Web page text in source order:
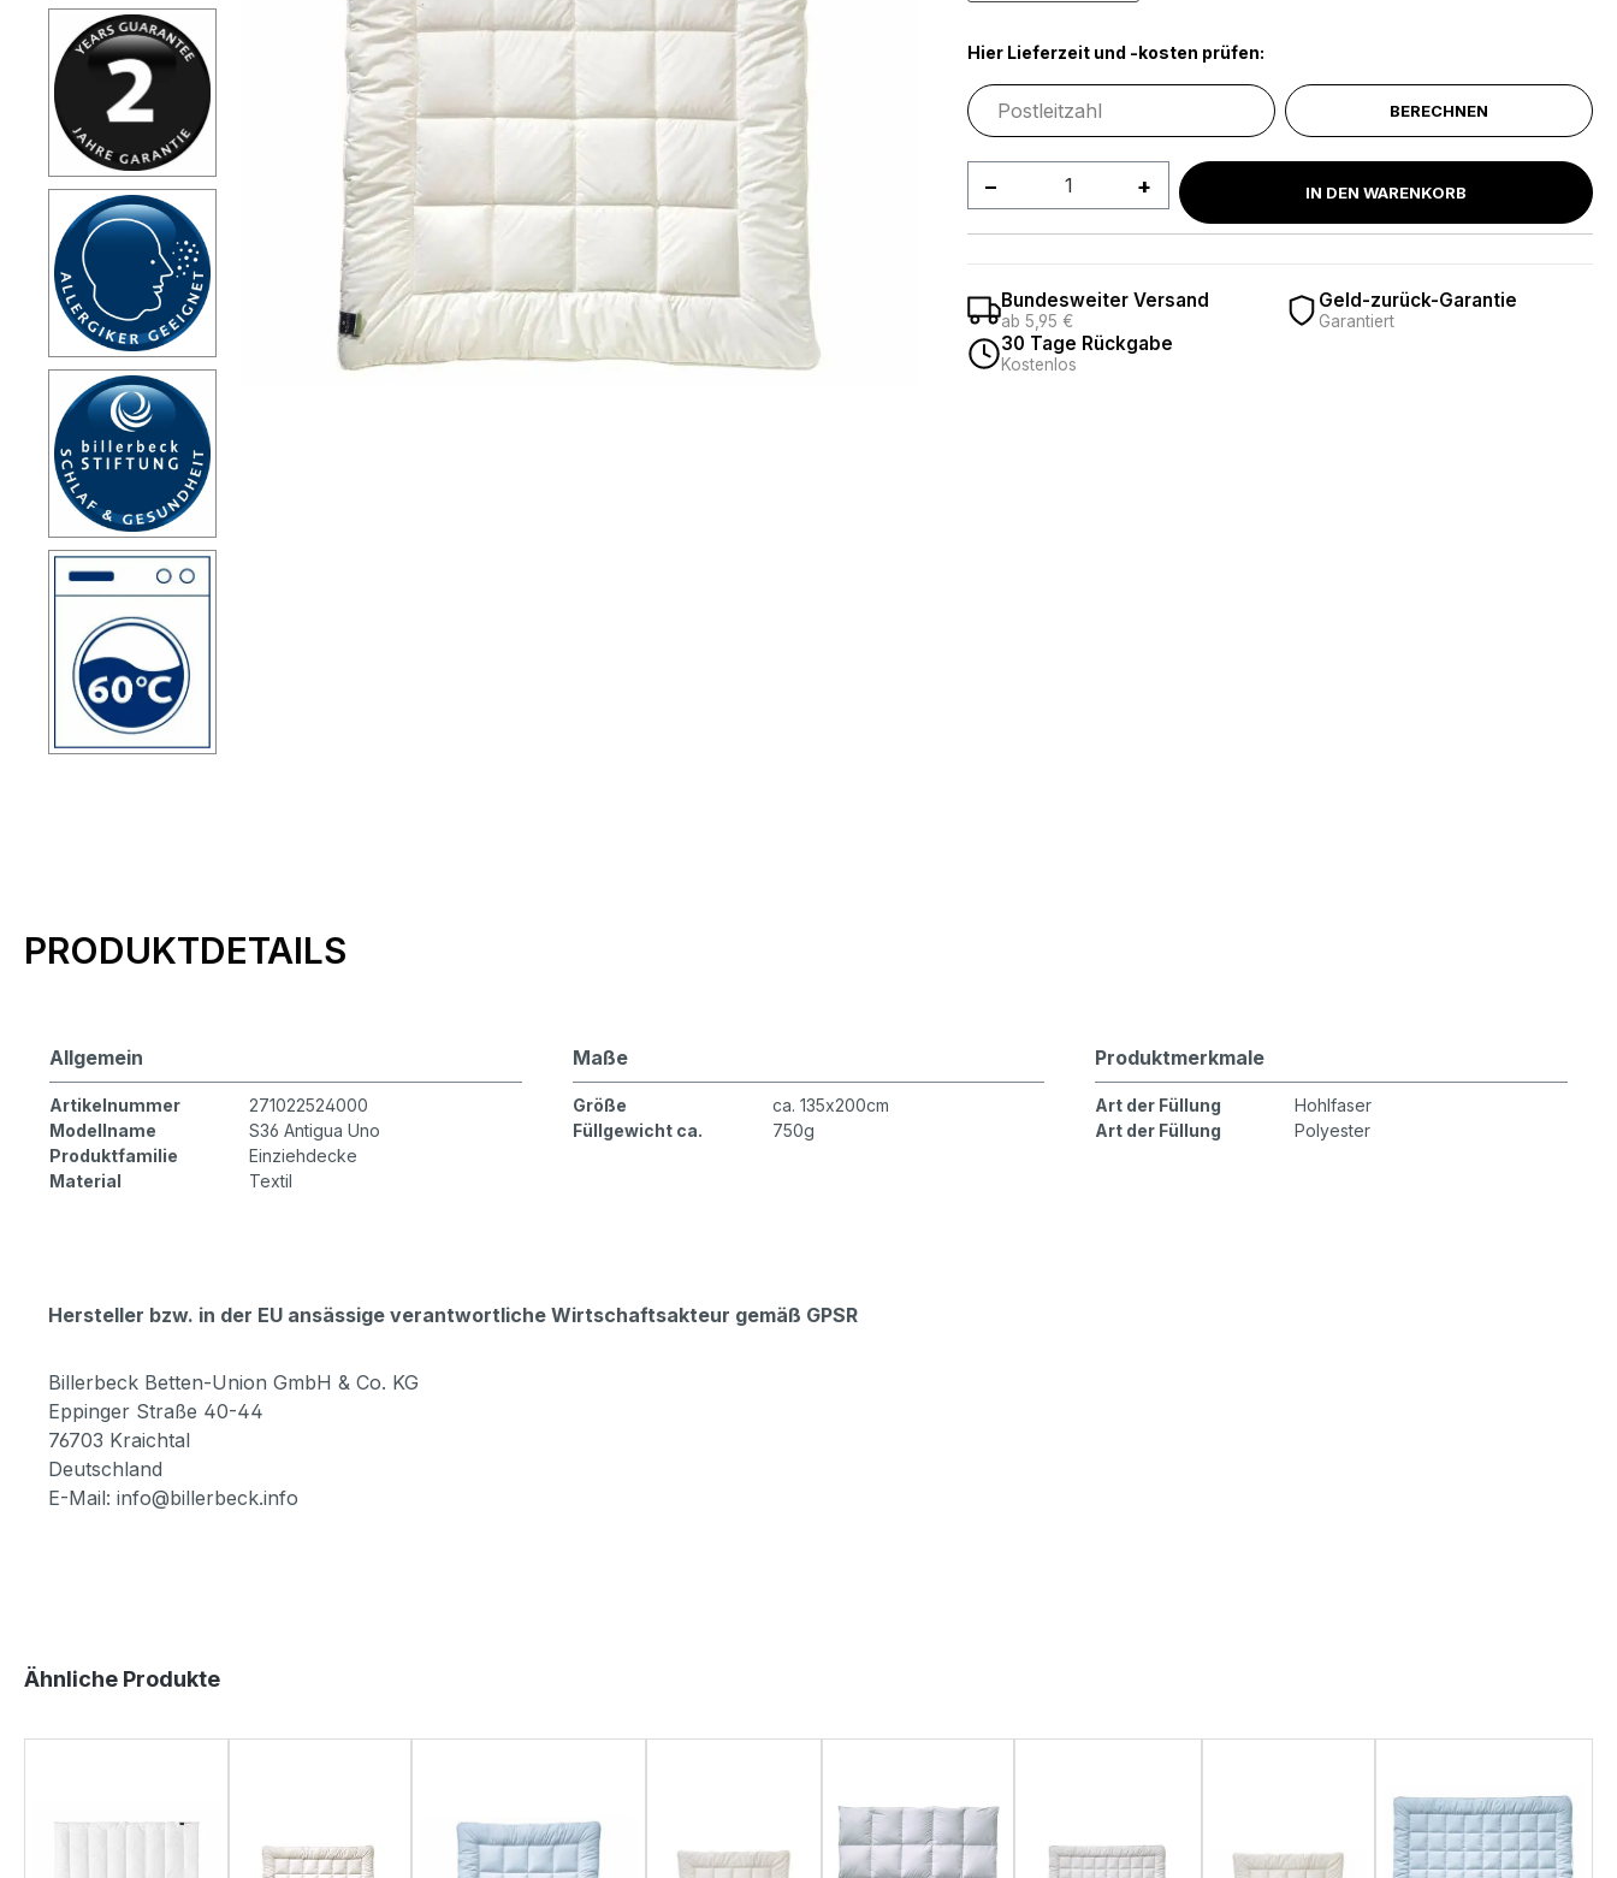
Hier Lieferzeit und -kosten prüfen:
BERECHNEN
Produkt Anzahl: Gib den gewünschten Wert
IN DEN WARENKORB
Bundesweiter Versand
ab 5,95 €
Geld-zurück-Garantie
Garantiert
30 Tage Rückgabe
Kostenlos
Produktinformationen
PRODUKTDETAILS
Allgemein
Artikelnummer
271022524000
Modellname
S36 Antigua Uno
Produktfamilie
Einziehdecke
Material
Textil
Maße
Größe
ca. 135x200cm
Füllgewicht ca.
750g
Produktmerkmale
Art der Füllung
Hohlfaser
Art der Füllung
Polyester
Hersteller bzw. in der EU ansässige verantwortliche Wirtschaftsakteur gemäß GPSR
Billerbeck Betten-Union GmbH & Co. KG
Eppinger Straße 40-44
76703 Kraichtal
Deutschland
E-Mail: info@billerbeck.info
Produktgalerie überspringen
Ähnliche Produkte